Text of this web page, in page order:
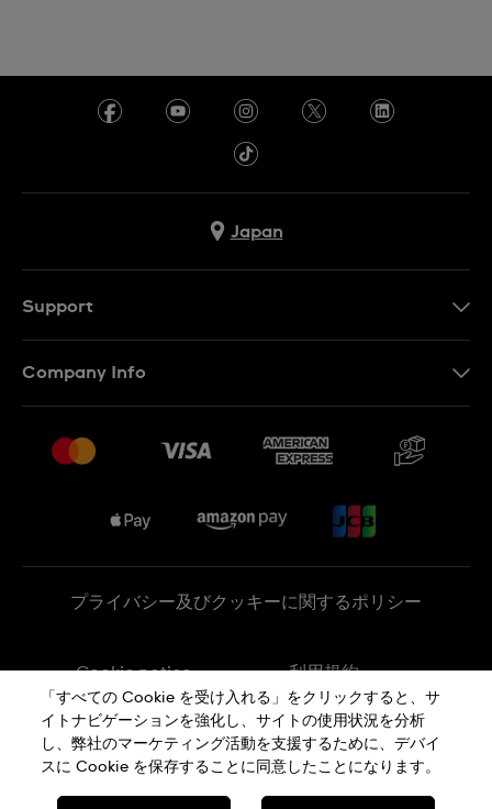
Japan
Support
販売契約条件
Company Info
Swatchで働く
プライバシー及びクッキーに関するポリシー
Cookie notice 利用規約
特定商取引に関する法律に基づく表示
「すべての Cookie を受け入れる」をクリックすると、サ
イトナビゲーションを強化し、サイトの使用状況を分析
し、弊社のマーケティング活動を支援するために、デバイ
スに Cookie を保存することに同意したことになります。